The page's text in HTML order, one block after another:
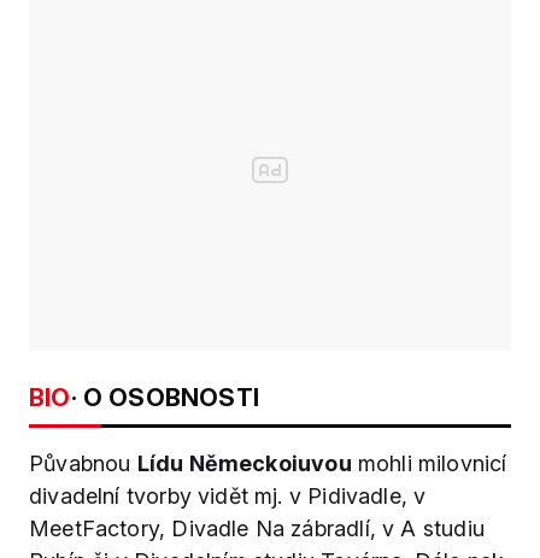
BIO· O OSOBNOSTI
Půvabnou Lídu Německoiuvou mohli milovnicí
divadelní tvorby vidět mj. v Pidivadle, v
MeetFactory, Divadle Na zábradlí, v A studiu